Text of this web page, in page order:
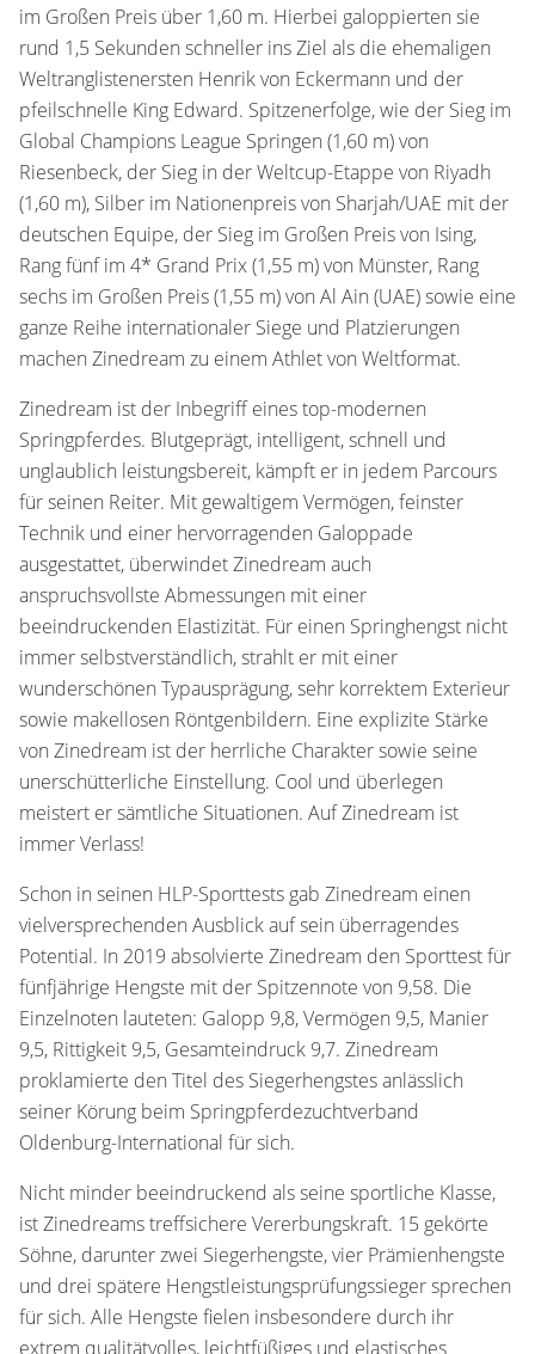
im Großen Preis über 1,60 m. Hierbei galoppierten sie
rund 1,5 Sekunden schneller ins Ziel als die ehemaligen
Weltranglistenersten Henrik von Eckermann und der
pfeilschnelle King Edward. Spitzenerfolge, wie der Sieg im
Global Champions League Springen (1,60 m) von
Riesenbeck, der Sieg in der Weltcup-Etappe von Riyadh
(1,60 m), Silber im Nationenpreis von Sharjah/UAE mit der
deutschen Equipe, der Sieg im Großen Preis von Ising,
Rang fünf im 4* Grand Prix (1,55 m) von Münster, Rang
sechs im Großen Preis (1,55 m) von Al Ain (UAE) sowie eine
ganze Reihe internationaler Siege und Platzierungen
machen Zinedream zu einem Athlet von Weltformat.
Zinedream ist der Inbegriff eines top-modernen
Springpferdes. Blutgeprägt, intelligent, schnell und
unglaublich leistungsbereit, kämpft er in jedem Parcours
für seinen Reiter. Mit gewaltigem Vermögen, feinster
Technik und einer hervorragenden Galoppade
ausgestattet, überwindet Zinedream auch
anspruchsvollste Abmessungen mit einer
beeindruckenden Elastizität. Für einen Springhengst nicht
immer selbstverständlich, strahlt er mit einer
wunderschönen Typausprägung, sehr korrektem Exterieur
sowie makellosen Röntgenbildern. Eine explizite Stärke
von Zinedream ist der herrliche Charakter sowie seine
unerschütterliche Einstellung. Cool und überlegen
meistert er sämtliche Situationen. Auf Zinedream ist
immer Verlass!
Schon in seinen HLP-Sporttests gab Zinedream einen
vielversprechenden Ausblick auf sein überragendes
Potential. In 2019 absolvierte Zinedream den Sporttest für
fünfjährige Hengste mit der Spitzennote von 9,58. Die
Einzelnoten lauteten: Galopp 9,8, Vermögen 9,5, Manier
9,5, Rittigkeit 9,5, Gesamteindruck 9,7. Zinedream
proklamierte den Titel des Siegerhengstes anlässlich
seiner Körung beim Springpferdezuchtverband
Oldenburg-International für sich.
Nicht minder beeindruckend als seine sportliche Klasse,
ist Zinedreams treffsichere Vererbungskraft. 15 gekörte
Söhne, darunter zwei Siegerhengste, vier Prämienhengste
und drei spätere Hengstleistungsprüfungssieger sprechen
für sich. Alle Hengste fielen insbesondere durch ihr
extrem qualitätvolles, leichtfüßiges und elastisches